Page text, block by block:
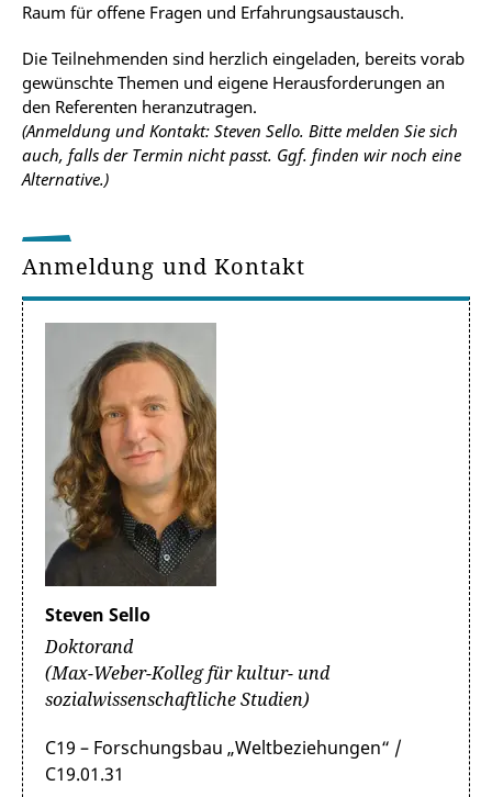
Raum für offene Fragen und Erfahrungsaustausch.
Die Teilnehmenden sind herzlich eingeladen, bereits vorab
gewünschte Themen und eigene Herausforderungen an
den Referenten heranzutragen.
(Anmeldung und Kontakt: Steven Sello. Bitte melden Sie sich
auch, falls der Termin nicht passt. Ggf. finden wir noch eine
Alternative.)
Anmeldung und Kontakt
Steven Sello
Doktorand
(Max-Weber-Kolleg für kultur- und
sozialwissenschaftliche Studien)
C19 – Forschungsbau „Weltbeziehungen“ /
C19.01.31